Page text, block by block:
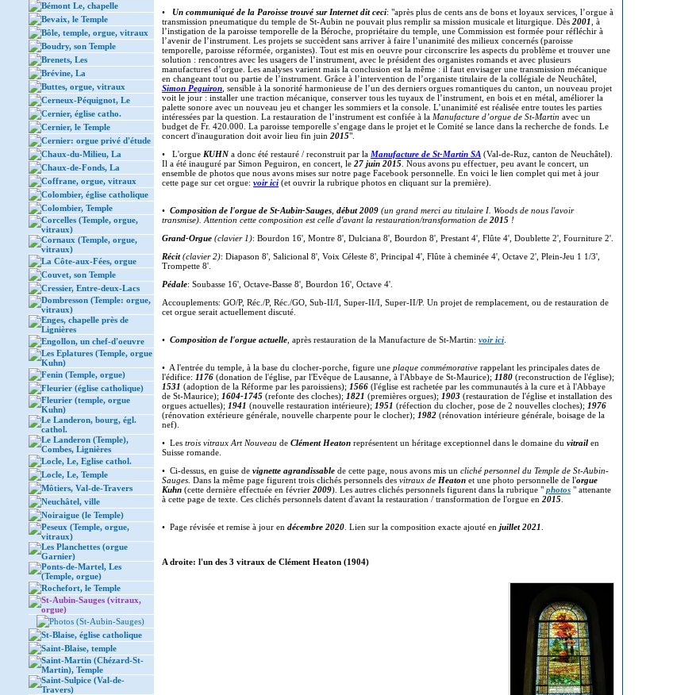
Bémont Le, chapelle
Bevaix, le Temple
Bôle, temple, orgue, vitraux
Boudry, son Temple
Brenets, Les
Brévine, La
Buttes, orgue, vitraux
Cerneux-Péquignot, Le
Cernier, église catho.
Cernier, le Temple
Cernier: orgue privé d'étude
Chaux-du-Milieu, La
Chaux-de-Fonds, La
Coffrane, orgue, vitraux
Colombier, église catholique
Colombier, Temple
Corcelles (Temple, orgue,
vitraux)
Cornaux (Temple, orgue,
vitraux)
La Côte-aux-Fées, orgue
Couvet, son Temple
Cressier, Entre-deux-Lacs
Dombresson (Temple: orgue,
vitraux)
Enges, chapelle près de
Lignières
Engollon, un chef-d'oeuvre
Les Eplatures (Temple, orgue
Kuhn)
Fenin (Temple, orgue)
Fleurier (église catholique)
Fleurier (temple, orgue
Kuhn)
Le Landeron, bourg, égl.
cathol.
Le Landeron (Temple),
Combes, Lignières
Locle, Le, Eglise cathol.
Locle, Le, Temple
Môtiers, Val-de-Travers
Neuchâtel, ville
Noiraigue (le Temple)
Peseux (Temple, orgue,
vitraux)
Les Planchettes (orgue
Garnier)
Ponts-de-Martel, Les
(Temple, orgue)
Rochefort, le Temple
St-Aubin-Sauges (vitraux,
orgue)
Photos (St-Aubin-Sauges)
St-Blaise, église catholique
Saint-Blaise, temple
Saint-Martin (Chézard-St-
Martin), Temple
Saint-Sulpice (Val-de-
Travers)
• Un communiqué de la Paroisse trouvé sur Internet dit ceci: "après plus de cents ans de bons et loyaux services, l’orgue à
transmission pneumatique du temple de St-Aubin ne pouvait plus remplir sa mission musicale et liturgique. Dès 2001 , à
l’instigation de la paroisse temporelle de la Béroche, propriétaire du temple, une Commission est formée pour réfléchir à
l’avenir de l’instrument. Les projets se succèdent sans arriver à faire l’unanimité des milieux concernés (paroisse
temporelle, paroisse réformée, organistes). Tout est mis en oeuvre pour circonscrire les aspects du problème et trouver une
solution : rencontres avec les usagers de l’instrument, avec le président des organistes romands et avec plusieurs
manufactures d’orgue. Les analyses varient mais la conclusion est la même : il faut envisager une transmission mécanique
en changeant tout ou partie de l’instrument. Grâce à l’intervention de l’organiste titulaire de la collégiale de Neuchâtel,
Simon Peguiron , sensible à la sonorité harmonieuse de l’un des derniers orgues romantiques du canton, un nouveau projet
voit le jour : installer une traction mécanique, conserver tous les tuyaux de l’instrument, en bois et en métal, améliorer la
palette sonore avec un nouveau jeu et changer les sommiers et la console. L’unanimité est réalisée entre toutes les parties
intéressées par la question. La restauration de l’instrument est confiée à la Manufacture d’orgue de St-Martin avec un
budget de Fr. 420.000. La paroisse temporelle s’engage dans le projet et le Comité se lance dans la recherche de fonds. Le
concert d'inauguration doit avoir lieu fin juin 2015".
• L'orgue KUHNa donc été restauré / reconstruit par la Manufacture de St-Martin SA (Val-de-Ruz, canton de Neuchâtel).
Il a été inauguré par Simon Peguiron, en concert, le 27 juin 2015 . Nous avons pu effectuer, peu avant le concert, un
ensemble de photos que nous avons mises sur notre page Facebook personnelle. En voici le lien complet qui met à jour
cette page sur cet orgue: voir ici (et ouvrir la rubrique photos en cliquant sur la première).
• Composition de l'orgue de St-Aubin-Sauges début 2009 (un grand merci au titulaire I. Woods de nous l'avoir
transmise). Attention cette composition est celle d'avant la restauration/transformation de 2015 !
Grand-Orgue (clavier 1): Bourdon 16', Montre 8', Dulciana 8', Bourdon 8', Prestant 4', Flûte 4', Doublette 2', Fourniture 2'.
Récit (clavier 2): Diapason 8', Salicional 8', Voix Céleste 8', Principal 4', Flûte à cheminée 4', Octave 2', Plein-Jeu 1 1/3',
Trompette 8'.
Pédale: Soubasse 16', Octave-Basse 8', Bourdon 16', Octave 4'.
Accouplements: GO/P, Réc./P, Réc./GO, Sub-II/I, Super-II/I, Super-II/P. Un projet de remplacement, ou de restauration de
cet orgue serait actuellement discuté.
• Composition de l'orgue actuelle , après restauration de la Manufacture de St-Martin: voir ici
• A l'entrée du temple, à la base du clocher-porche, figure une plaque commémorative rappelant les principales dates de
l'édifice: 1176 (donation de l'église, par l'Evêque de Lausanne, à l'Abbaye de St-Maurice); 1180 (reconstruction de l'église);
1531 (adoption de la Réforme par les paroissiens); 1566 (l'église est rachetée par les communautés à la cure et à l'Abbaye
de St-Maurice); 1604-1745 (refonte des cloches); 1821 (premières orgues); 1903 (restauration de l'église et installation des
orgues actuelles); 1941 (nouvelle restauration intérieure); 1951 (réfection du clocher, pose de 2 nouvelles cloches); 1976
(rénovation extérieure générale, nouvelle charpente pour le clocher); 1982 (rénovation intérieure générale, boisage de la
nef).
• Les trois vitraux Art Nouveau de Clément Heaton représentent un héritage exceptionnel dans le domaine du vitrail en
Suisse romande.
• Ci-dessus, en guise de vignette agrandissable de cette page, nous avons mis un cliché personnel du Temple de St-Aubin-
Sauges . Dans la même page figurent trois clichés personnels des vitraux de Heaton et une photo personnelle de l'orgue
Kuhn (cette dernière effectuée en février 2009). Les autres clichés personnels figurent dans la rubrique " photos " attenante
à cette page de texte. Ces clichés personnels datent d'avant la restauration / transformation de l'orgue en 2015
• Page révisée et remise à jour en décembre 2020 . Lien sur la composition exacte ajouté en juillet 2021
A droite: l'un des 3 vitraux de Clément Heaton (1904)